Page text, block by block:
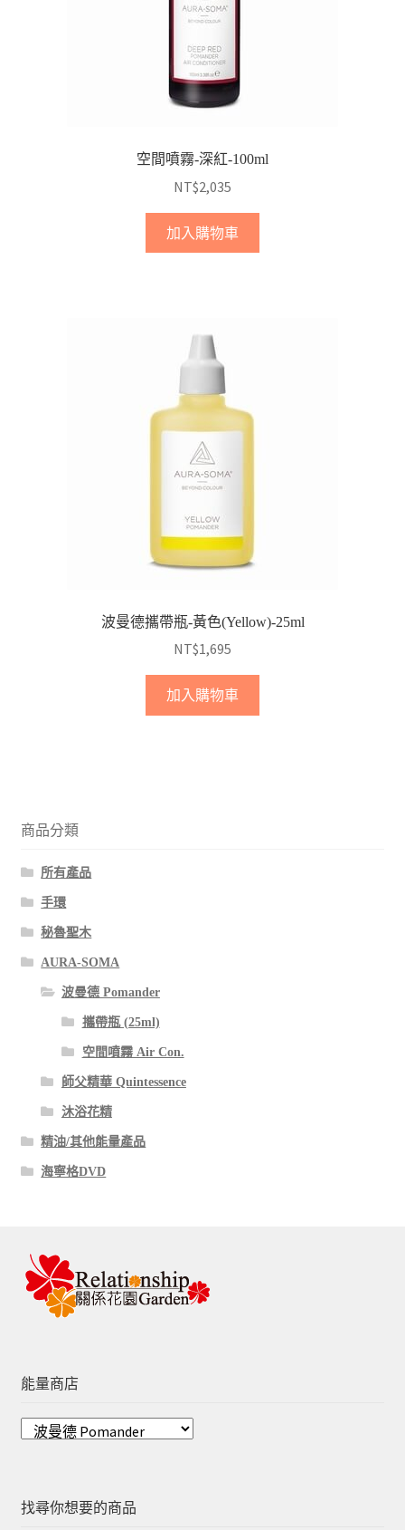
空間噴霧-深紅-100ml
NT$2,035
加入購物車
波曼德攜帶瓶-黃色(Yellow)-25ml
NT$1,695
加入購物車
商品分類
所有產品
手環
秘魯聖木
AURA-SOMA
波曼德 Pomander
攜帶瓶 (25ml)
空間噴霧 Air Con.
師父精華 Quintessence
沐浴花精
精油/其他能量產品
海寧格DVD
能量商店
找尋你想要的商品